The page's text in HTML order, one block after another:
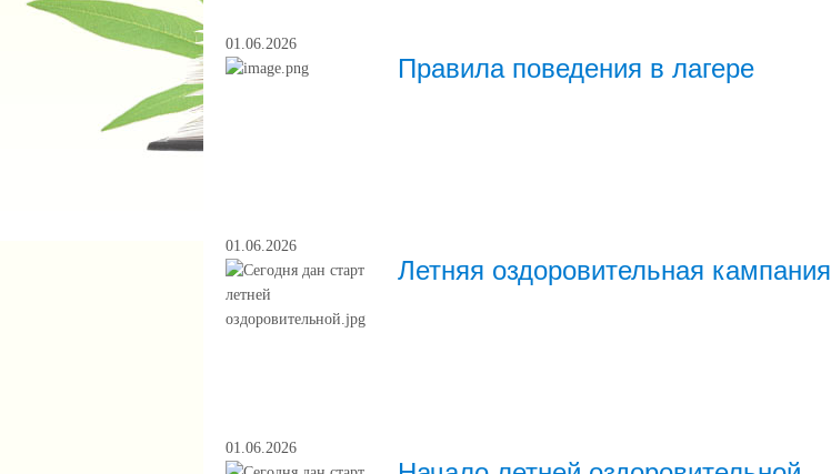
01.06.2026
Правила поведения в лагере
01.06.2026
Летняя оздоровительная кампания
01.06.2026